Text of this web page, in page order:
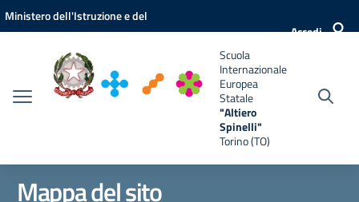
Vai ai contenuti
Vai al menu di navigazione
Vai al footer
Ministero dell'Istruzione e del
Accedi
Scuola
Internazionale
Europea
Statale
"Altiero
Spinelli"
Torino (TO)
Mappa del sito